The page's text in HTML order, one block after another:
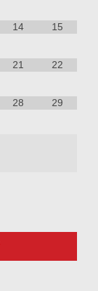
14 15
21 22
28 29